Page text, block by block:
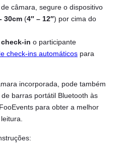
câmara, segure o dispositivo
30cm (4″ – 12″) por cima do
check-in o participante
check-ins automáticos para
incorporada, pode também
barras portátil Bluetooth às
para obter a melhor